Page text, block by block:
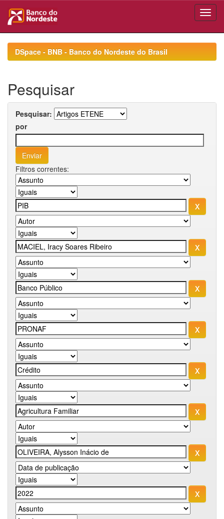
navigationDSpace - BNB - Banco do Nordeste do Brasil
Pesquisar
Pesquisar:
por
Filtros correntes: